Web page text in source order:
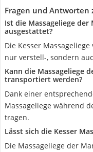
Fragen und Antworten
Ist die Massageliege
ausgestattet?
Die Kesser
nur verstell-, sondern
Kann die Massageliege
transportiert werden?
Dank einer
Massageliege während
tragen.
Lässt sich die Kesser
Die Massageliege der